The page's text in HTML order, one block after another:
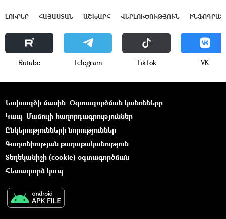
ԼՈՒՐԵՐ ՀԱՅԱՍՏԱՆ ԱՇԽԱՐՀ ՎԵՐԼՈՒԾՈՒԹՅՈՒՆ
Rutube Telegram ТikТоk VK
Նախագծի մասին Օգտագործման կանոնները
Կապ Մամուլի հաղորդագրություններ
Ընկերությունների նորություններ
Գաղտնիության քաղաքականություն
Տեղեկանիշի (cookie) օգտագործման
Հետադարձ կապ